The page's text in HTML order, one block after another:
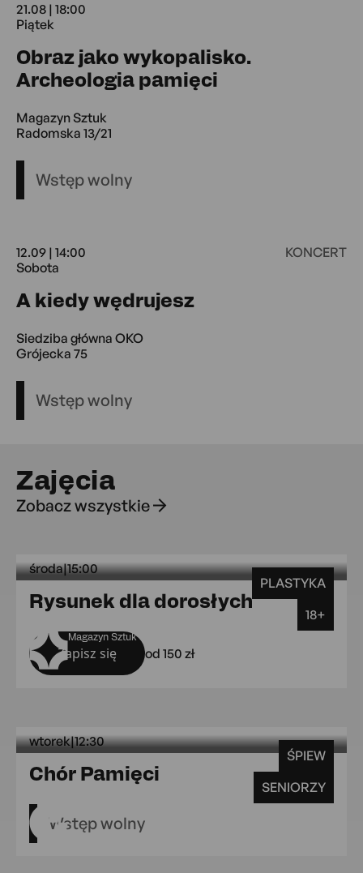
21.08 | 18:00
Piątek
Obraz jako wykopalisko.
Archeologia pamięci
Magazyn Sztuk
Radomska 13/21
Wstęp wolny
12.09 | 14:00
Sobota
KONCERT
A kiedy wędrujesz12.09 14:00
Siedziba główna OKO
Grójecka 75
Wstęp wolny
Zajęcia
Zobacz wszystkie
PLASTYKA
18+
Magazyn Sztuk
środa|15:00
Rysunek dla dorosłychśroda
Zapisz się od 150 zł
ŚPIEW
SENIORZY
wtorek|12:30
Chór Pamięci wtorek 12:30 MAL
Wstęp wolny